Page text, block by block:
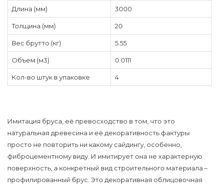
Длина (мм) 3000
Толщина (мм) 20
Вес брутто (кг) 5.55
Объем (м3) 0.0111
Кол-во штук в упаковке 4
Имитация бруса, её превосходство в том, что это
натуральная древесина и её декоративность фактуры
просто не повторить ни какому сайдингу, особенно,
фиброцементному виду. И имитирует она не характерную
поверхность, а конкретный вид строительного материала –
профилированный брус. Это декоративная облицовочная